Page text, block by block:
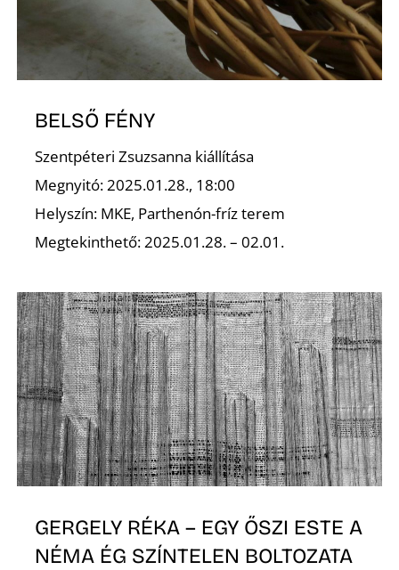
BELSŐ FÉNY
Szentpéteri Zsuzsanna kiállítása
Megnyitó: 2025.01.28., 18:00
Helyszín: MKE, Parthenón-fríz terem
Megtekinthető: 2025.01.28. – 02.01.
GERGELY RÉKA – EGY ŐSZI ESTE A
NÉMA ÉG SZÍNTELEN BOLTOZATA